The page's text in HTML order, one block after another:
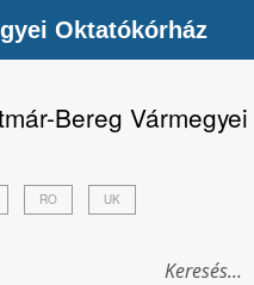
Bereg Vármegyei
RO UK
Oktatókórház